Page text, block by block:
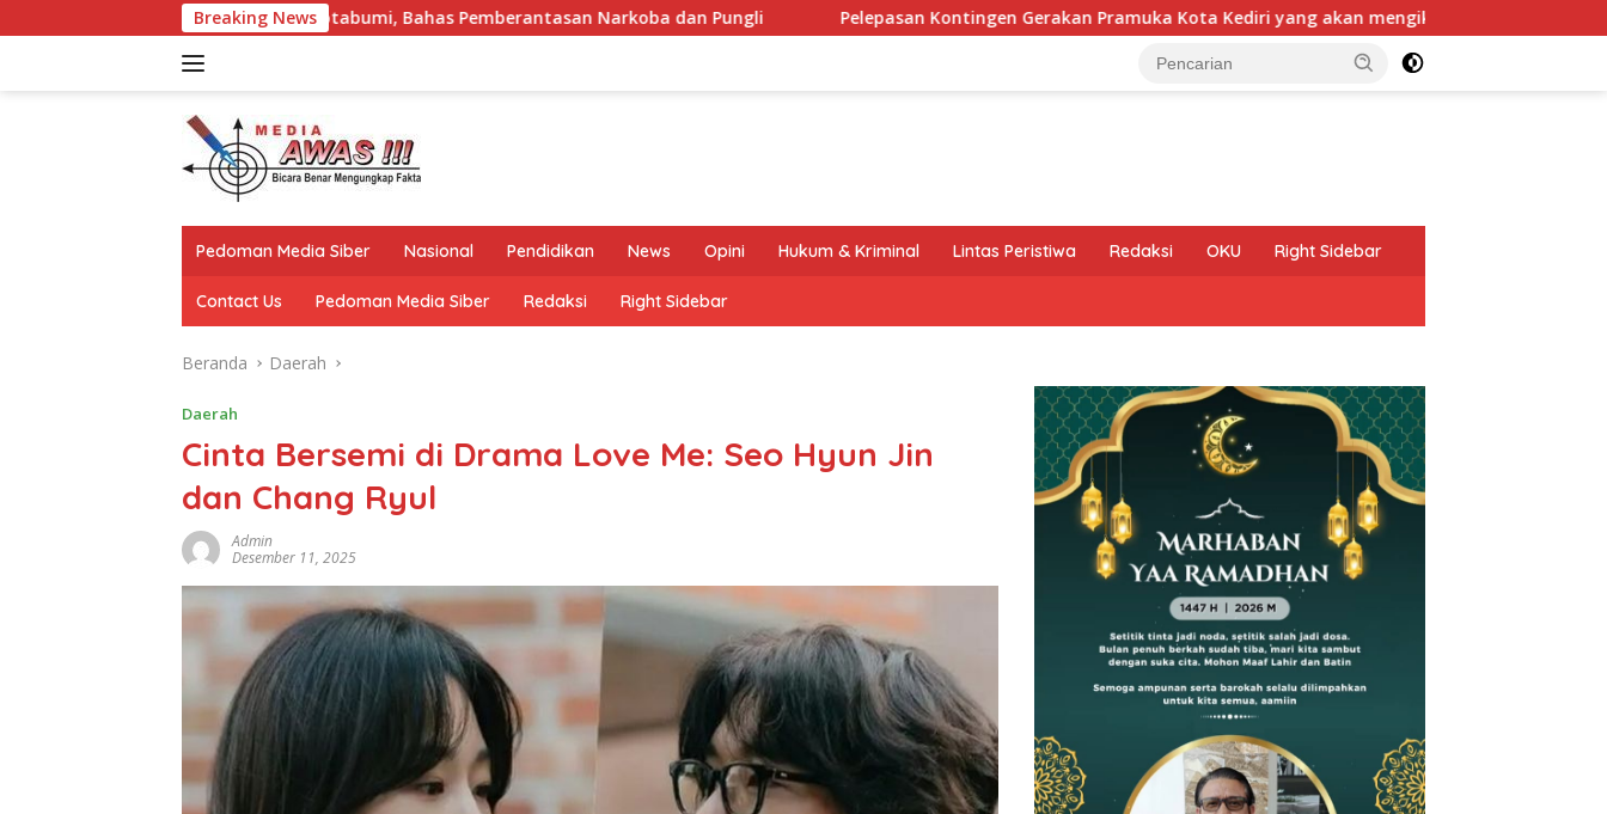
ke
Breaking News
Kotabumi, Bahas Pemberantasan Narkoba dan Pungli Pelepasan Kontingen Gerakan Pramuka Kota Kediri yang akan mengikuti Jambore Nasional (Jamnas) XII Tahun 2026 di
Pedoman Media Siber Nasional Pendidikan News Opini Hukum & Kriminal Lintas Peristiwa Redaksi OKU Right Sidebar
Contact Us Pedoman Media Siber Redaksi Right Sidebar
Beranda Daerah
Daerah
Cinta Bersemi di Drama Love Me: Seo Hyun Jin
dan Chang Ryul
Admin
Desember 11, 2025